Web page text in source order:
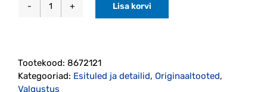
Xenon
P2
2000-
Lisa korvi
Tootekood: 8672121
Kategooriad: Esituled ja detailid, Originaaltooted,
Valgustus